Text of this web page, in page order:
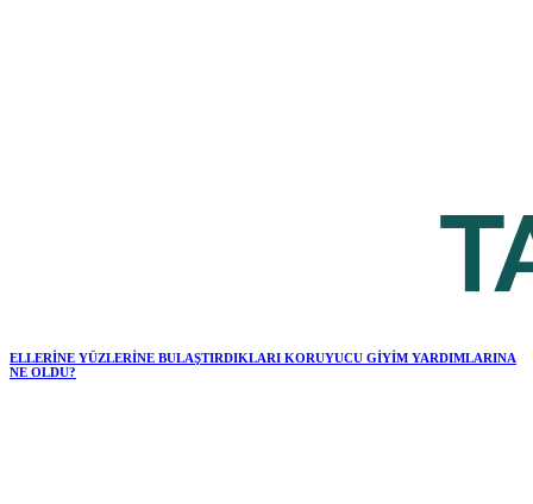
ELLERİNE YÜZLERİNE BULAŞTIRDIKLARI KORUYUCU GİYİM YARDIMLARINA
NE OLDU?